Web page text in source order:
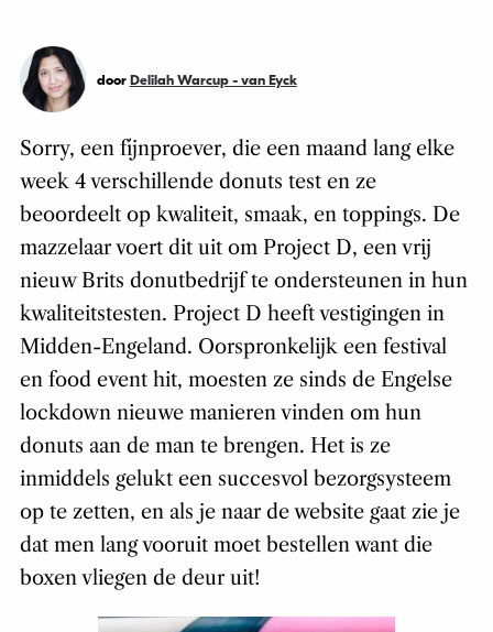
door Delilah Warcup - van Eyck
Sorry, een fíjnproever, die een maand lang elke
week 4 verschillende donuts test en ze
beoordeelt op kwaliteit, smaak, en toppings. De
mazzelaar voert dit uit om Project D, een vrij
nieuw Brits donutbedrijf te ondersteunen in hun
kwaliteitstesten. Project D heeft vestigingen in
Midden-Engeland. Oorspronkelijk een festival
en food event hit, moesten ze sinds de Engelse
lockdown nieuwe manieren vinden om hun
donuts aan de man te brengen. Het is ze
inmiddels gelukt een succesvol bezorgsysteem
op te zetten, en als je naar de website gaat zie je
dat men lang vooruit moet bestellen want die
boxen vliegen de deur uit!